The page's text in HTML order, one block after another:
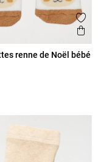
renne de Noël bébé